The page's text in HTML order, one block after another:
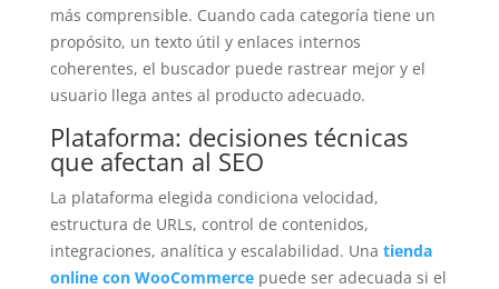
más comprensible. Cuando cada categoría tiene un
propósito, un texto útil y enlaces internos
coherentes, el buscador puede rastrear mejor y el
usuario llega antes al producto adecuado.
Plataforma: decisiones técnicas
que afectan al SEO
La plataforma elegida condiciona velocidad,
estructura de URLs, control de contenidos,
integraciones, analítica y escalabilidad. Una tienda
online con WooCommercepuede ser adecuada si el